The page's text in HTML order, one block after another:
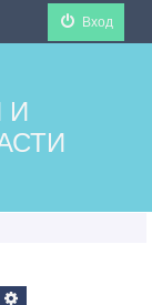
Вход
И